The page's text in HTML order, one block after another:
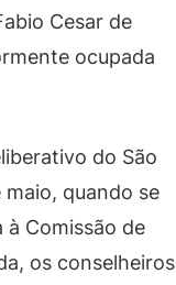
Cesar de
ocupada
do São
quando se
Comissão de
os conselheiros